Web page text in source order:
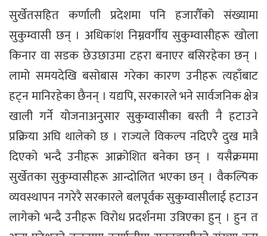
सुर्खेतसहित कर्णाली प्रदेशमा पनि हजारौँको संख्यामा
सुकुम्वासी छन् । अधिकांश निम्नवर्गीय सुकुम्वासीहरू खोला
किनार वा सडक छेउछाउमा टहरा बनाएर बसिरहेका छन् ।
लामो समयदेखि बसोबास गरेका कारण उनीहरू त्यहाँबाट
हट्न मानिरहेका छैनन् । यद्यपि, सरकारले भने सार्वजनिक क्षेत्र
खाली गर्ने योजनाअनुसार सुकुम्वासीका बस्ती नै हटाउने
प्रक्रिया अघि थालेको छ । राज्यले विकल्प नदिएरै दुख मात्रै
दिएको भन्दै उनीहरू आक्रोशित बनेका छन् । यसैक्रममा
सुर्खेतका सुकुम्वासीहरू आन्दोलित भएका छन् । वैकल्पिक
व्यवस्थापन नगरेरै सरकारले बलपूर्वक सुकुम्वासीलाई हटाउन
लागेको भन्दै उनीहरू विरोध प्रदर्शनमा उत्रिएका हुन् । हुन त